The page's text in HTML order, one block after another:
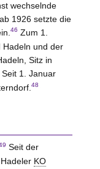
wechselnde
1926 setzte die
46 Zum 1.
und der
Sitz in
Seit 1. Januar
48
Seit der
KO